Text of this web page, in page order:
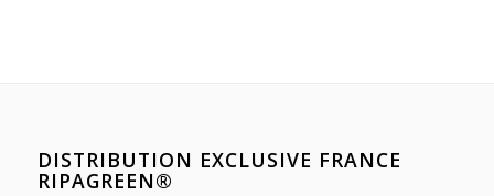
DISTRIBUTION EXCLUSIVE FRANCE
RIPAGREEN®